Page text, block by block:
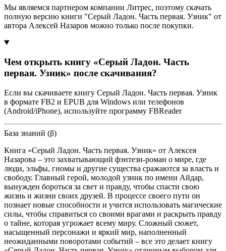
Мы являемся партнером компании Литрес, поэтому скачать
полную версию книги "Серый Ладон. Часть первая. Узник" от
автора Алексей Назаров можно только после покупки.
Чем открыть книгу «Серый Ладон. Часть
первая. Узник» после скачивания?
Если вы скачиваете книгу Серый Ладон. Часть первая. Узник
в формате FB2 и EPUB для Windows или телефонов
(Android/iPhone), используйте программу FBReader
База знаний (β)
Книга «Серый Ладон. Часть первая. Узник» от Алексея
Назарова – это захватывающий фэнтези-роман о мире, где
люди, эльфы, гномы и другие существа сражаются за власть и
свободу. Главный герой, молодой узник по имени Айдар,
вынужден бороться за свет и правду, чтобы спасти свою
жизнь и жизни своих друзей. В процессе своего пути он
познает новые способности и учится использовать магические
силы, чтобы справиться со своими врагами и раскрыть правду
о тайне, которая угрожает всему миру. Сложный сюжет,
насыщенный персонажи и яркий мир, наполненный
неожиданными поворотами событий – все это делает книгу